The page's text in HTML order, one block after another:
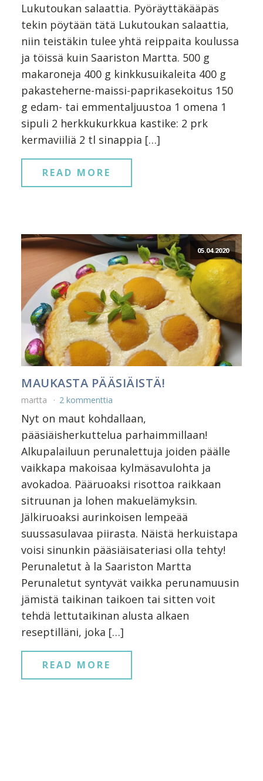
Lukutoukan salaattia. Pyöräyttäkääpäs
tekin pöytään tätä Lukutoukan salaattia,
niin teistäkin tulee yhtä reippaita koulussa
ja töissä kuin Saariston Martta. 500 g
makaroneja 400 g kinkkusuikaleita 400 g
pakasteherne-maissi-paprikasekoitus 150
g edam- tai emmentaljuustoa 1 omena 1
sipuli 2 herkkukurkkua kastike: 2 prk
kermaviiliä 2 tl sinappia […]
READ MORE
05.04.2020
MAUKASTA PÄÄSIÄISTÄ!
martta 2 kommenttia
Nyt on maut kohdallaan,
pääsiäisherkuttelua parhaimmillaan!
Alkupalailuun perunalettuja joiden päälle
vaikkapa makoisaa kylmäsavulohta ja
avokadoa. Pääruoaksi risottoa raikkaan
sitruunan ja lohen makuelämyksin.
Jälkiruoaksi aurinkoisen lempeää
suussasulavaa piirasta. Näistä herkuistapa
voisi sinunkin pääsiäisateriasi olla tehty!
Perunaletut à la Saariston Martta
Perunaletut syntyvät vaikka perunamuusin
jämistä taikinan taikoen tai sitten voit
tehdä lettutaikinan alusta alkaen
reseptilläni, joka […]
READ MORE